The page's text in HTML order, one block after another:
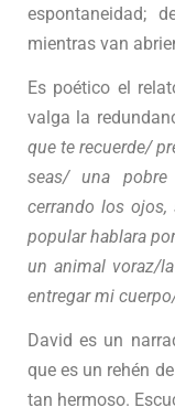
espontaneidad;
mientras van
Es poético el
valga la
que te recuerde/
seas/ una
cerrando los
popular hablara
un animal voraz/
entregar mi
David es un
que es un rehén
tan hermoso.